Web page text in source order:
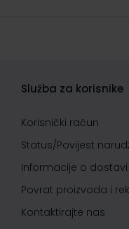
Služba za korisnike
Korisnički račun
Status/Povijest
Informacije o dostavi
Povrat proizvoda i
Kontaktirajte nas